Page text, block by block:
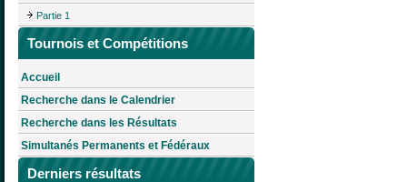
Partie 1
Tournois et Compétitions
Accueil
Recherche dans le Calendrier
Recherche dans les Résultats
Simultanés Permanents et Fédéraux
Derniers résultats